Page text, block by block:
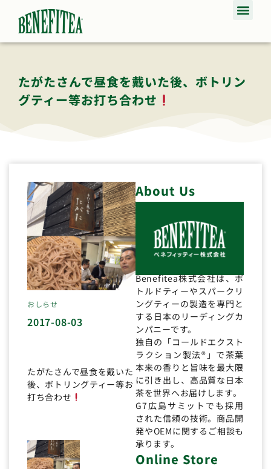
たがたさんで昼食を戴いた後、ボトリン
グティー等お打ち合わせ
おしらせ
2017-08-03
たがたさんで昼食を戴いた
後、ボトリングティー等お
打ち合わせ
About Us
Benefitea株式会社は、ボ
トルドティーやスパークリ
ングティーの製造を専門と
する日本のリーディングカ
ンパニーです。
独自の「コールドエクスト
ラクション製法®」で茶葉
本来の香りと旨味を最大限
に引き出し、高品質な日本
茶を世界へお届けします。
G7広島サミットでも採用
された信頼の技術。商品開
発やOEMに関するご相談も
承ります。
Online Store